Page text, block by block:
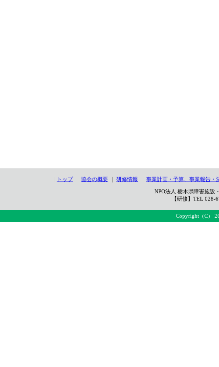
｜ トップ｜ 協会の概要 ｜ 研修情報 ｜ 事業計画・予算、事業報告・
NPO法人 栃木県障害施
【研修】TEL
Copyright（C）